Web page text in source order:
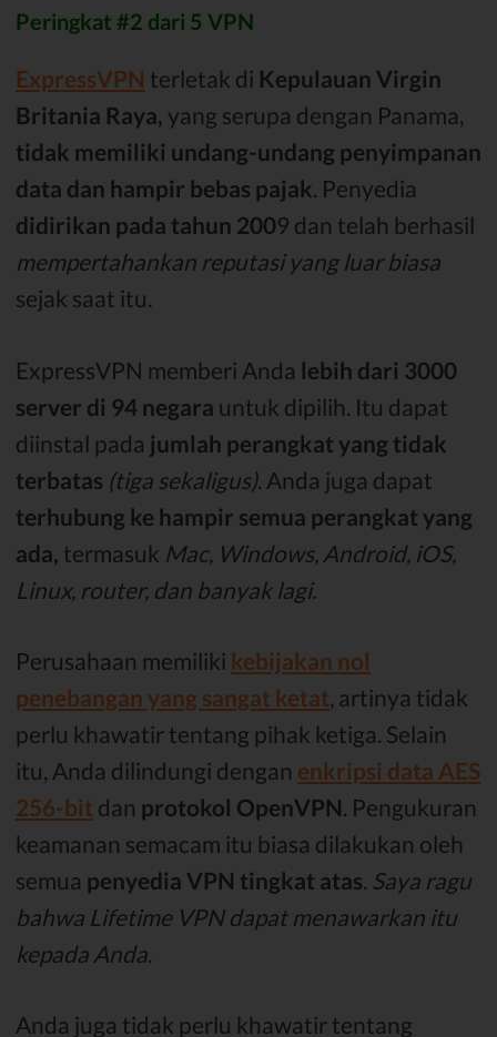
Peringkat #2 dari 5 VPN
ExpressVPN terletak di Kepulauan Virgin
Britania Raya, yang serupa dengan Panama,
tidak memiliki undang-undang penyimpanan
data dan hampir bebas pajak. Penyedia
didirikan pada tahun 2009 dan telah berhasil
mempertahankan reputasi yang luar biasa
sejak saat itu.
ExpressVPN memberi Anda lebih dari 3000
server di 94 negara untuk dipilih. Itu dapat
diinstal pada jumlah perangkat yang tidak
terbatas (tiga sekaligus). Anda juga dapat
terhubung ke hampir semua perangkat yang
ada, termasuk Mac, Windows, Android, iOS,
Linux, router, dan banyak lagi.
Perusahaan memiliki kebijakan nol
penebangan yang sangat ketat , artinya tidak
perlu khawatir tentang pihak ketiga. Selain
itu, Anda dilindungi dengan enkripsi data AES
256-bit dan protokol OpenVPN . Pengukuran
keamanan semacam itu biasa dilakukan oleh
semua penyedia VPN tingkat atas Saya ragu
bahwa Lifetime VPN dapat menawarkan itu
kepada Anda
Anda juga tidak perlu khawatir tentang